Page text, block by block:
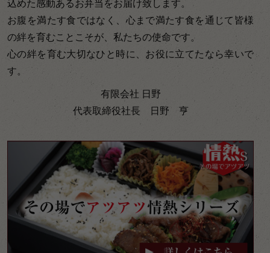
込めた感動あるお弁当をお届け致します。
お腹を満たす食ではなく、心まで満たす食を通じて皆様
の絆を育むことこそが、私たちの使命です。
心の絆を育む大切なひと時に、お役に立てたなら幸いで
す。
有限会社 日野
代表取締役社長 日野 亨